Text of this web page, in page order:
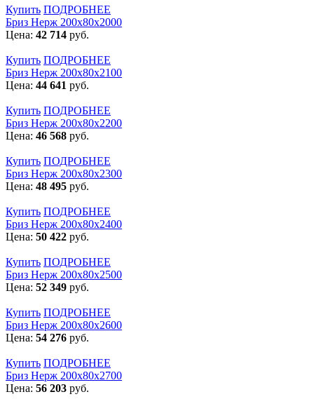
Купить ПОДРОБНЕЕ
Бриз Нерж 200х80х2000
Цена: 42 714 руб.
Купить ПОДРОБНЕЕ
Бриз Нерж 200х80х2100
Цена: 44 641 руб.
Купить ПОДРОБНЕЕ
Бриз Нерж 200х80х2200
Цена: 46 568 руб.
Купить ПОДРОБНЕЕ
Бриз Нерж 200х80х2300
Цена: 48 495 руб.
Купить ПОДРОБНЕЕ
Бриз Нерж 200х80х2400
Цена: 50 422 руб.
Купить ПОДРОБНЕЕ
Бриз Нерж 200х80х2500
Цена: 52 349 руб.
Купить ПОДРОБНЕЕ
Бриз Нерж 200х80х2600
Цена: 54 276 руб.
Купить ПОДРОБНЕЕ
Бриз Нерж 200х80х2700
Цена: 56 203 руб.